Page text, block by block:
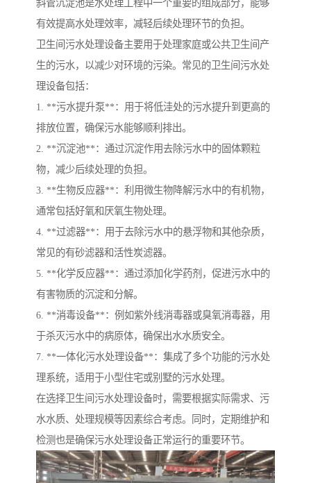
斜管沉淀池是水处理工程中一个重要的组成部分，能够
有效提高水处理效率，减轻后续处理环节的负担。
卫生间污水处理设备主要用于处理家庭或公共卫生间产
生的污水，以减少对环境的污染。常见的卫生间污水处
理设备包括：
1. **污水提升泵**：用于将低洼处的污水提升到更高的
排放位置，确保污水能够顺利排出。
2. **沉淀池**：通过沉淀作用去除污水中的固体颗粒
物，减少后续处理的负担。
3. **生物反应器**：利用微生物降解污水中的有机物，
通常包括好氧和厌氧生物处理。
4. **过滤器**：用于去除污水中的悬浮物和其他杂质，
常见的有砂滤器和活性炭滤器。
5. **化学反应器**：通过添加化学药剂，促进污水中的
有害物质的沉淀和分解。
6. **消毒设备**：例如紫外线消毒器或臭氧消毒器，用
于杀灭污水中的病原体，确保出水水质安全。
7. **一体化污水处理设备**：集成了多个功能的污水处
理系统，适用于小型住宅或别墅的污水处理。
在选择卫生间污水处理设备时，需要根据实际需求、污
水水质、处理规模等因素综合考虑。同时，定期维护和
检测也是确保污水处理设备正常运行的重要环节。